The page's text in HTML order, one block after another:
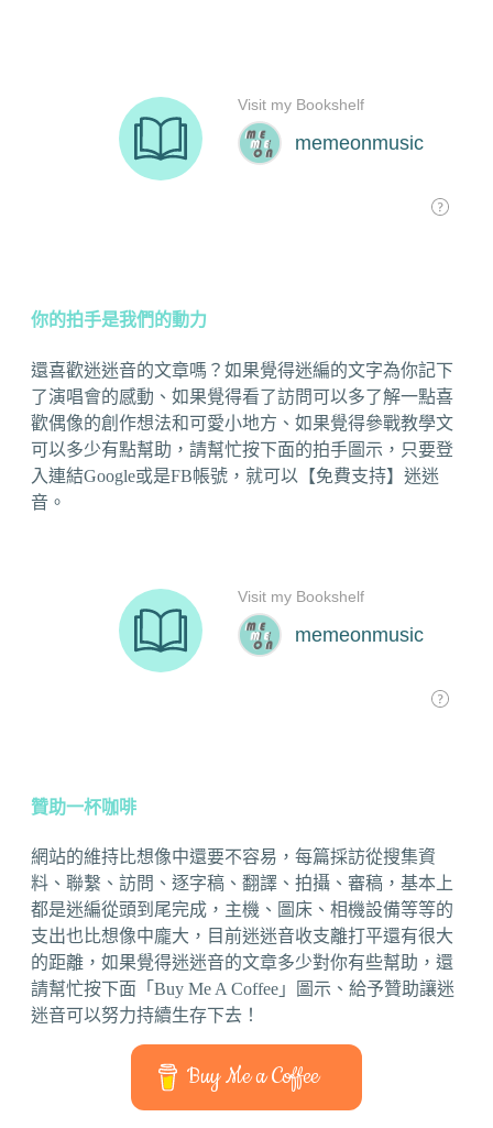
你的拍手是我們的動力
還喜歡迷迷音的文章嗎？如果覺得迷編的文字為你記下
了演唱會的感動、如果覺得看了訪問可以多了解一點喜
歡偶像的創作想法和可愛小地方、如果覺得參戰教學文
可以多少有點幫助，請幫忙按下面的拍手圖示，只要登
入連結Google或是FB帳號，就可以【免費支持】迷迷
音。
贊助一杯咖啡
網站的維持比想像中還要不容易，每篇採訪從搜集資
料、聯繫、訪問、逐字稿、翻譯、拍攝、審稿，基本上
都是迷編從頭到尾完成，主機、圖床、相機設備等等的
支出也比想像中龐大，目前迷迷音收支離打平還有很大
的距離，如果覺得迷迷音的文章多少對你有些幫助，還
請幫忙按下面「Buy Me A Coffee」圖示、給予贊助讓迷
迷音可以努力持續生存下去！
Buy Me a Coffee